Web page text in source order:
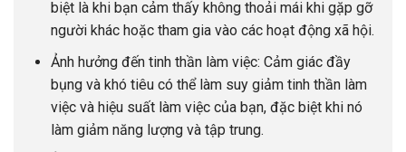
biệt là khi bạn cảm thấy không thoải mái khi gặp gỡ
người khác hoặc tham gia vào các hoạt động xã hội.
Ảnh hưởng đến tinh thần làm việc: Cảm giác đầy
bụng và khó tiêu có thể làm suy giảm tinh thần làm
việc và hiệu suất làm việc của bạn, đặc biệt khi nó
làm giảm năng lượng và tập trung.